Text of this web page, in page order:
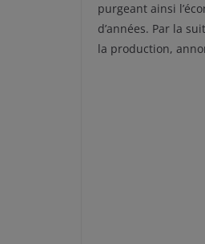
purgeant ainsi
d’années. Par la
la production,